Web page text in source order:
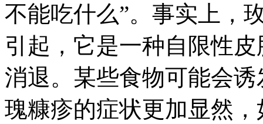
不能吃什么”。事实上，
引起，它是一种自限性
消退。某些食物可能会
瑰糠疹的症状更加显然